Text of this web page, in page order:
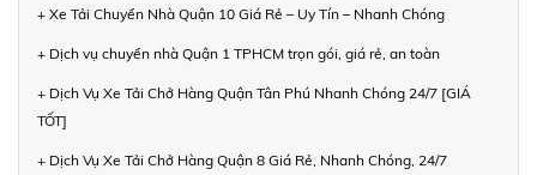
+ Xe Tải Chuyển Nhà Quận 10 Giá Rẻ – Uy Tín – Nhanh Chóng
+ Dịch vụ chuyển nhà Quận 1 TPHCM trọn gói, giá rẻ, an toàn
+ Dịch Vụ Xe Tải Chở Hàng Quận Tân Phú Nhanh Chóng 24/7 [GIÁ
TỐT]
+ Dịch Vụ Xe Tải Chở Hàng Quận 8 Giá Rẻ, Nhanh Chóng, 24/7